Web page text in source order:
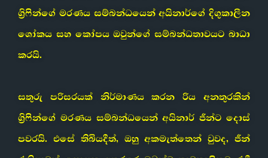
ග්‍රිෆින්ගේ මරණය සම්බන්ධයෙන් අයිනාර්ගේ දිගුකාලීන
ශෝකය සහ කෝපය ඔවුන්ගේ සම්බන්ධතාවයට බාධා
කරයි.
සතුරු පරිසරයක් නිර්මාණය කරන රිය අනතුරකින්
ග්‍රිෆින්ගේ මරණය සම්බන්ධයෙන් අයිනාර් ජීන්ට දොස්
පවරයි. එසේ තිබියදීත්, ඔහු අකමැත්තෙන් වුවද, ජීන්